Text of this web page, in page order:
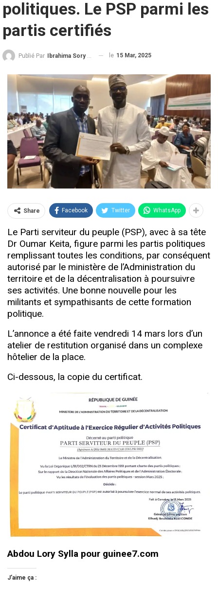
politiques. Le PSP parmi les
partis certifiés
Publié Par Ibrahima Sory Diallo le 15 Mar, 2025
Share Facebook Twitter WhatsApp
Le Parti serviteur du peuple (PSP), avec à sa tête
Dr Oumar Keita, figure parmi les partis politiques
remplissant toutes les conditions, par conséquent
autorisé par le ministère de l’Administration du
territoire et de la décentralisation à poursuivre
ses activités. Une bonne nouvelle pour les
militants et sympathisants de cette formation
politique.
L’annonce a été faite vendredi 14 mars lors d’un
atelier de restitution organisé dans un complexe
hôtelier de la place.
Ci-dessous, la copie du certificat.
Abdou Lory Sylla pour guinee7.com
J’aime ça :